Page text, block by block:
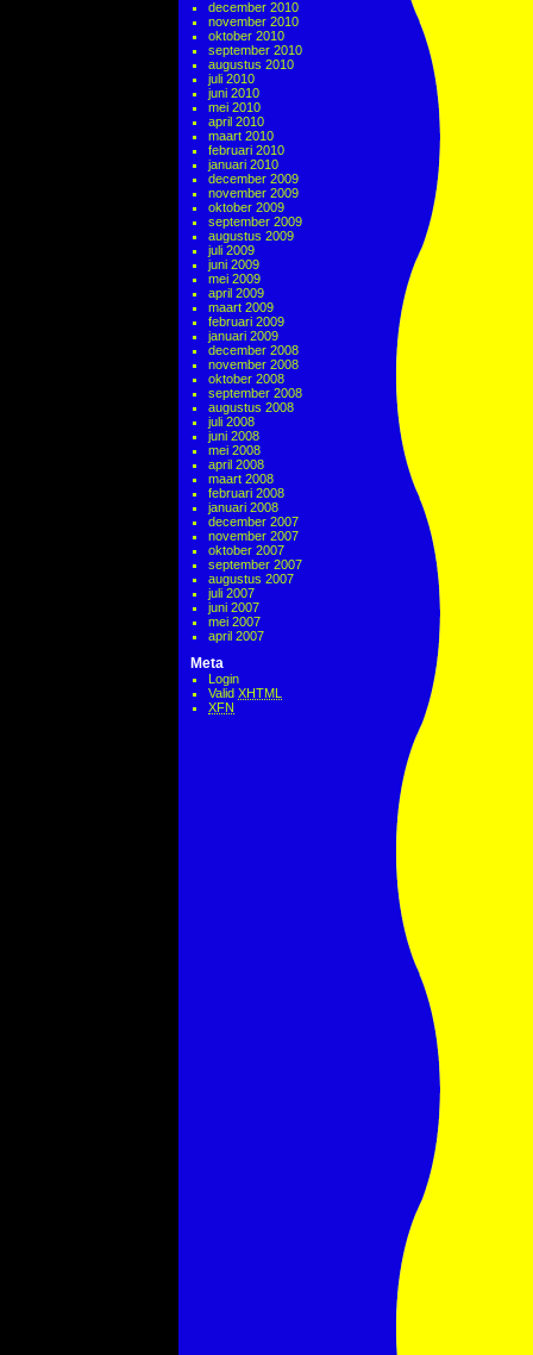
december 2010
november 2010
oktober 2010
september 2010
augustus 2010
juli 2010
juni 2010
mei 2010
april 2010
maart 2010
februari 2010
januari 2010
december 2009
november 2009
oktober 2009
september 2009
augustus 2009
juli 2009
juni 2009
mei 2009
april 2009
maart 2009
februari 2009
januari 2009
december 2008
november 2008
oktober 2008
september 2008
augustus 2008
juli 2008
juni 2008
mei 2008
april 2008
maart 2008
februari 2008
januari 2008
december 2007
november 2007
oktober 2007
september 2007
augustus 2007
juli 2007
juni 2007
mei 2007
april 2007
Meta
Login
Valid XHTML
XFN